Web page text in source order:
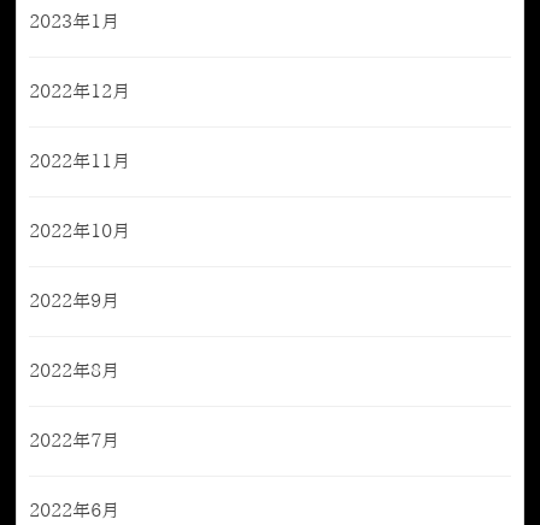
2023年1月
2022年12月
2022年11月
2022年10月
2022年9月
2022年8月
2022年7月
2022年6月